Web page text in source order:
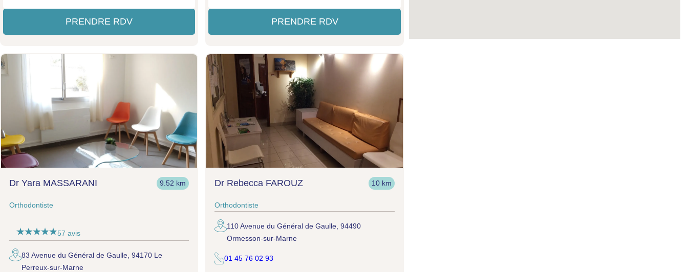
PRENDRE RDV PRENDRE RDV
Dr Yara MASSARANI 9.52 km
Orthodontiste
57 avis
83 Avenue du Général de Gaulle, 94170 Le
Perreux-sur-Marne
Dr Rebecca FAROUZ 10 km
Orthodontiste
110 Avenue du Général de Gaulle, 94490
Ormesson-sur-Marne
01 45 76 02 93